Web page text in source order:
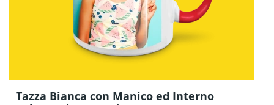
Tazza Bianca con Manico ed Interno